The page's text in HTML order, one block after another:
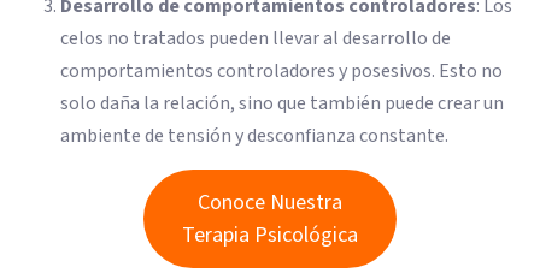
Desarrollo de comportamientos controladores: Los
celos no tratados pueden llevar al desarrollo de
comportamientos controladores y posesivos. Esto no
solo daña la relación, sino que también puede crear un
ambiente de tensión y desconfianza constante.
Conoce Nuestra
Terapia Psicológica